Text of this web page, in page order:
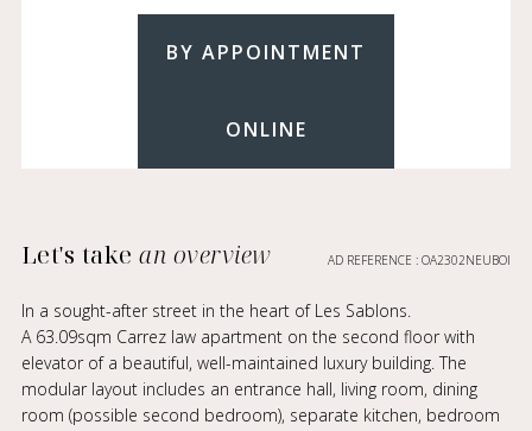
BY APPOINTMENT
ONLINE
Let's takean overview AD REFERENCE : OA2302NEUBOI
In a sought-after street in the heart of Les Sablons.
A 63.09sqm Carrez law apartment on the second floor with
elevator of a beautiful, well-maintained luxury building. The
modular layout includes an entrance hall, living room, dining
room (possible second bedroom), separate kitchen, bedroom